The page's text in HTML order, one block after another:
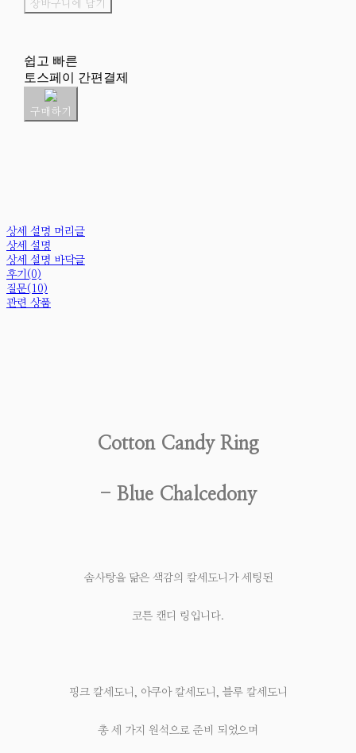
장바구니에 담기
쉽고 빠른
토스페이 간편결제
구매하기
상세 설명 머리글
상세 설명
상세 설명 바닥글
후기(0)
질문(10)
관련 상품
Cotton Candy Ring
- Blue Chalcedony
솜사탕을 닮은 색감의 칼세도니가 세팅된
코튼 캔디 링입니다.
핑크 칼세도니, 아쿠아 칼세도니, 블루 칼세도니
총 세 가지 원석으로 준비 되었으며